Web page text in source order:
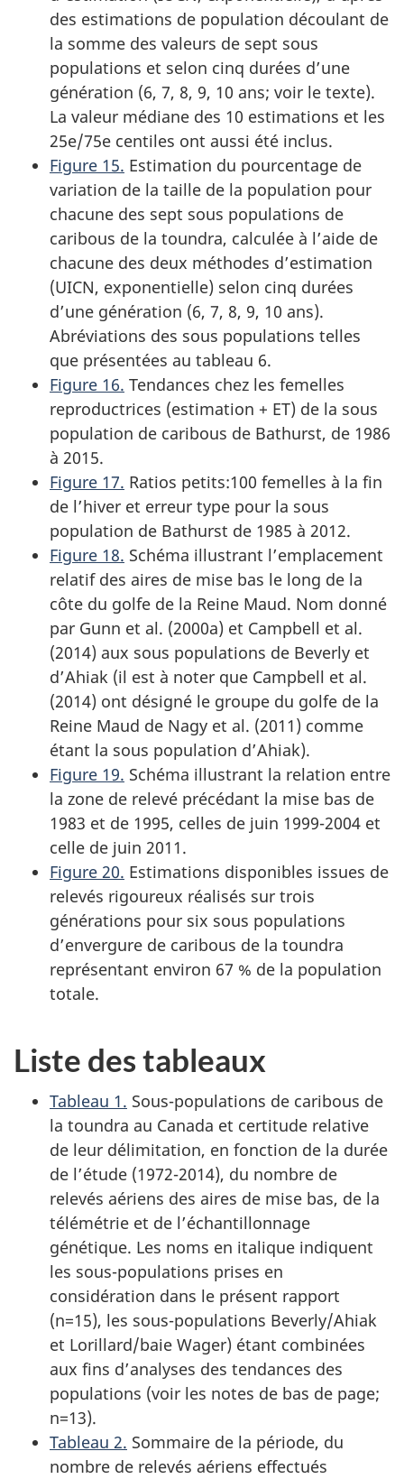
des estimations de population découlant de
la somme des valeurs de sept sous
populations et selon cinq durées d’une
génération (6, 7, 8, 9, 10 ans; voir le texte).
La valeur médiane des 10 estimations et les
25e/75e centiles ont aussi été inclus.
Figure 15. Estimation du pourcentage de
variation de la taille de la population pour
chacune des sept sous populations de
caribous de la toundra, calculée à l’aide de
chacune des deux méthodes d’estimation
(UICN, exponentielle) selon cinq durées
d’une génération (6, 7, 8, 9, 10 ans).
Abréviations des sous populations telles
que présentées au tableau 6.
Figure 16. Tendances chez les femelles
reproductrices (estimation + ET) de la sous
population de caribous de Bathurst, de 1986
à 2015.
Figure 17. Ratios petits:100 femelles à la fin
de l’hiver et erreur type pour la sous
population de Bathurst de 1985 à 2012.
Figure 18. Schéma illustrant l’emplacement
relatif des aires de mise bas le long de la
côte du golfe de la Reine Maud. Nom donné
par Gunn et al. (2000a) et Campbell et al.
(2014) aux sous populations de Beverly et
d’Ahiak (il est à noter que Campbell et al.
(2014) ont désigné le groupe du golfe de la
Reine Maud de Nagy et al. (2011) comme
étant la sous population d’Ahiak).
Figure 19. Schéma illustrant la relation entre
la zone de relevé précédant la mise bas de
1983 et de 1995, celles de juin 1999-2004 et
celle de juin 2011.
Figure 20. Estimations disponibles issues de
relevés rigoureux réalisés sur trois
générations pour six sous populations
d’envergure de caribous de la toundra
représentant environ 67 % de la population
totale.
Liste des tableaux
Tableau 1. Sous-populations de caribous de
la toundra au Canada et certitude relative
de leur délimitation, en fonction de la durée
de l’étude (1972-2014), du nombre de
relevés aériens des aires de mise bas, de la
télémétrie et de l’échantillonnage
génétique. Les noms en italique indiquent
les sous-populations prises en
considération dans le présent rapport
(n=15), les sous-populations Beverly/Ahiak
et Lorillard/baie Wager) étant combinées
aux fins d’analyses des tendances des
populations (voir les notes de bas de page;
n=13).
Tableau 2. Sommaire de la période, du
nombre de relevés aériens effectués